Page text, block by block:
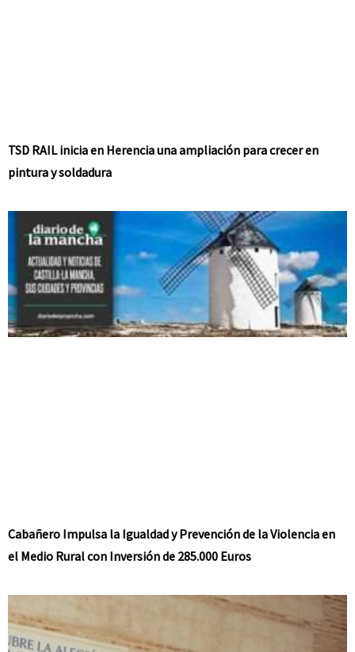
TSD RAIL inicia en Herencia una ampliación para crecer en
pintura y soldadura
Cabañero Impulsa la Igualdad y Prevención de la Violencia en
el Medio Rural con Inversión de 285.000 Euros